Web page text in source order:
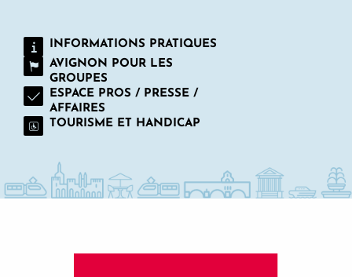
INFORMATIONS PRATIQUES
AVIGNON POUR LES
GROUPES
ESPACE PROS / PRESSE /
AFFAIRES
TOURISME ET HANDICAP